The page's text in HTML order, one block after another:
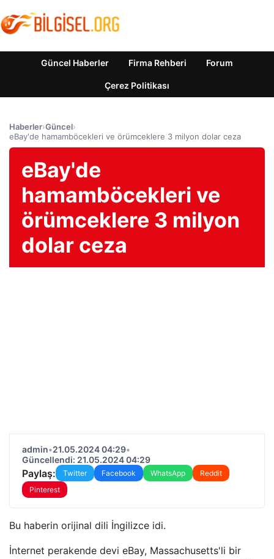
Güncel Haberler Firma Rehberi Forum
Çerez Politikası
Haberler›Güncel›
eBay'de hamamböcekleri ve örümceklere 3 milyon dolar ceza
eBay'de
hamamböcekleri ve
örümceklere 3 milyon
dolar ceza
admin•21.05.2024 04:29•
Güncellendi: 21.05.2024 04:29
Paylaş: Twitter Facebook WhatsApp
Reddit
Pinterest
Bu haberin orijinal dili İngilizce idi.
İnternet perakende devi eBay, Massachusetts'li bir